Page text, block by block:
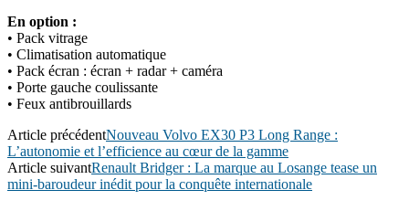
En option :
• Pack vitrage
• Climatisation automatique
• Pack écran : écran + radar + caméra
• Porte gauche coulissante
• Feux antibrouillards
Article précédentNouveau Volvo EX30 P3 Long Range :
L’autonomie et l’efficience au cœur de la gamme
Article suivantRenault Bridger : La marque au Losange tease un
mini-baroudeur inédit pour la conquête internationale